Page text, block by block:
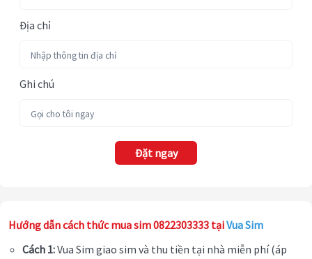
Địa chỉ
Ghi chú
Đặt ngay
Hướng dẫn cách thức mua sim 0822303333 tạiVua Sim
Cách 1:Vua Sim giao sim và thu tiền tại nhà miễn phí (áp